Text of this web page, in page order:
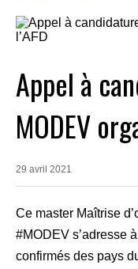
Appel à
MODEV
29 avril 2021
Ce master Maîtrise
#MODEV s’adresse
confirmés des pays